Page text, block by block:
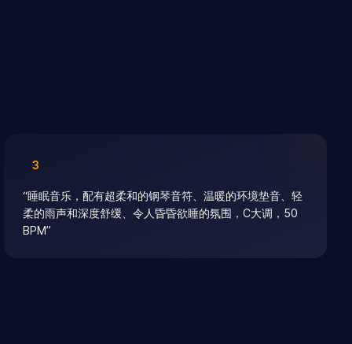
3
“睡眠音乐，配有超柔和的钢琴音符、温暖的环境垫音、轻
柔的雨声和深度舒缓、令人昏昏欲睡的氛围，C大调，50
BPM”